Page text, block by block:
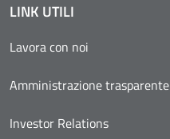
LINK UTILI
Lavora con noi
Amministrazione trasparente
Investor Relations